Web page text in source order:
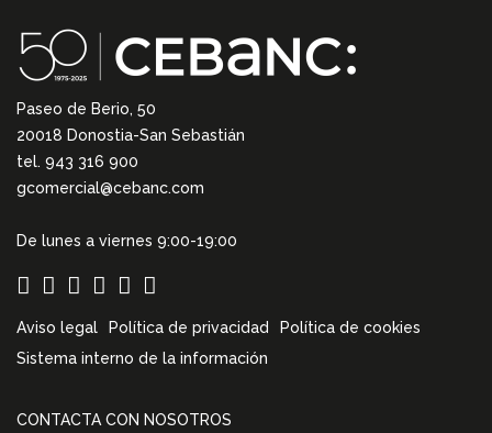
Paseo de Berio, 50
20018 Donostia-San Sebastián
tel. 943 316 900
gcomercial@cebanc.com
De lunes a viernes 9:00-19:00
Aviso legal Política de privacidad
Política de cookies
Sistema interno de la información
CONTACTA CON NOSOTROS